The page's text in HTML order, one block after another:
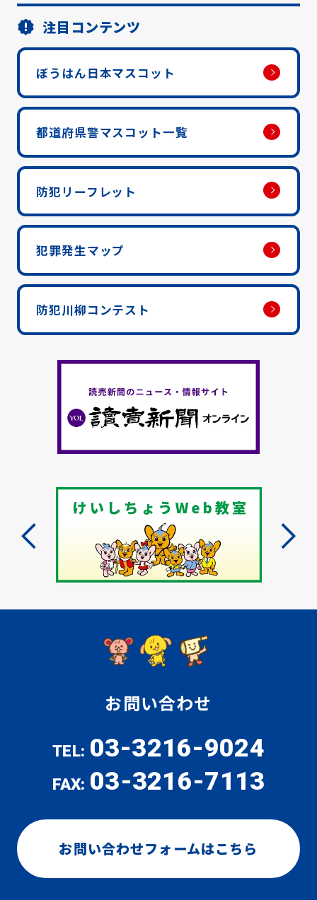
注目コンテンツ
ぼうはん日本マスコット
都道府県警マスコット一覧
防犯リーフレット
犯罪発生マップ
防犯川柳コンテスト
お問い合わせ
TEL: 03-3216-9024
FAX: 03-3216-7113
お問い合わせフォームはこちら